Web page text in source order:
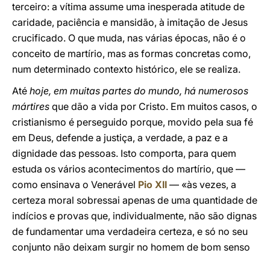
terceiro: a vítima assume uma inesperada atitude de
caridade, paciência e mansidão, à imitação de Jesus
crucificado. O que muda, nas várias épocas, não é o
conceito de martírio, mas as formas concretas como,
num determinado contexto histórico, ele se realiza.
Até hoje, em muitas partes do mundo, há numerosos
mártires que dão a vida por Cristo. Em muitos casos, o
cristianismo é perseguido porque, movido pela sua fé
em Deus, defende a justiça, a verdade, a paz e a
dignidade das pessoas. Isto comporta, para quem
estuda os vários acontecimentos do martírio, que —
como ensinava o Venerável Pio XII — «às vezes, a
certeza moral sobressai apenas de uma quantidade de
indícios e provas que, individualmente, não são dignas
de fundamentar uma verdadeira certeza, e só no seu
conjunto não deixam surgir no homem de bom senso